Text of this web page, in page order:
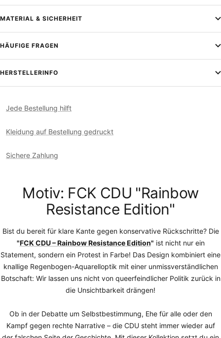
MATERIAL & SICHERHEIT
HÄUFIGE FRAGEN
HERSTELLERINFO
Jede Bestellung hilft
Kleidung auf Bestellung gedruckt
Sichere Zahlung
Motiv: FCK CDU "Rainbow
Resistance Edition"
Bist du bereit für klare Kante gegen konservative Rückschritte? Die
"FCK CDU – Rainbow Resistance Edition" ist nicht nur ein
Statement, sondern ein Protest in Farbe! Das Design kombiniert eine
knallige Regenbogen-Aquarelloptik mit einer unmissverständlichen
Botschaft: Wir lassen uns nicht von queerfeindlicher Politik zurück in
die Unsichtbarkeit drängen!
Ob in der Debatte um Selbstbestimmung, Ehe für alle oder den
Kampf gegen rechte Narrative – die CDU steht immer wieder auf